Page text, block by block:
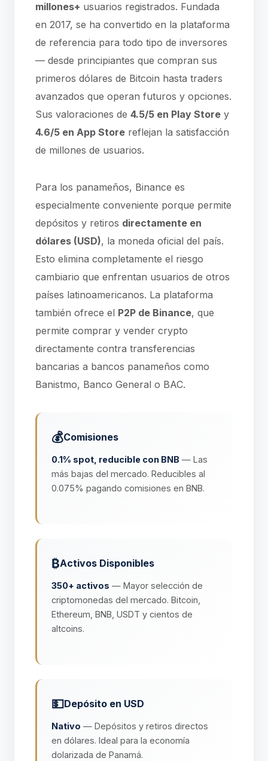
millones+ usuarios registrados. Fundada
en 2017, se ha convertido en la plataforma
de referencia para todo tipo de inversores
— desde principiantes que compran sus
primeros dólares de Bitcoin hasta traders
avanzados que operan futuros y opciones.
Sus valoraciones de 4.5/5 en Play Store y
4.6/5 en App Store reflejan la satisfacción
de millones de usuarios.
Para los panameños, Binance es
especialmente conveniente porque permite
depósitos y retiros directamente en
dólares (USD), la moneda oficial del país.
Esto elimina completamente el riesgo
cambiario que enfrentan usuarios de otros
países latinoamericanos. La plataforma
también ofrece el P2P de Binance, que
permite comprar y vender crypto
directamente contra transferencias
bancarias a bancos panameños como
Banistmo, Banco General o BAC.
💰Comisiones
0.1% spot, reducible con BNB — Las
más bajas del mercado. Reducibles al
0.075% pagando comisiones en BNB.
₿Activos Disponibles
350+ activos — Mayor selección de
criptomonedas del mercado. Bitcoin,
Ethereum, BNB, USDT y cientos de
altcoins.
💵Depósito en USD
Nativo — Depósitos y retiros directos
en dólares. Ideal para la economía
dolarizada de Panamá.